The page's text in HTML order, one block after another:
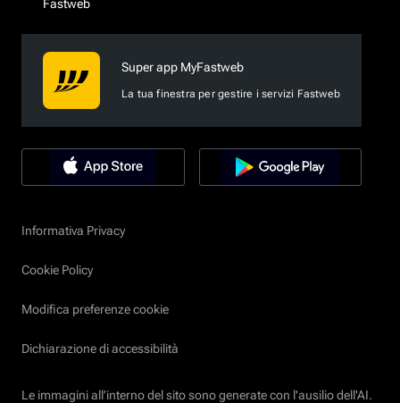
Fastweb
Super app MyFastweb
La tua finestra per gestire i servizi Fastweb
Informativa Privacy
Cookie Policy
Modifica preferenze cookie
Dichiarazione di accessibilità
Le immagini all’interno del sito sono generate con l'ausilio dell'AI.